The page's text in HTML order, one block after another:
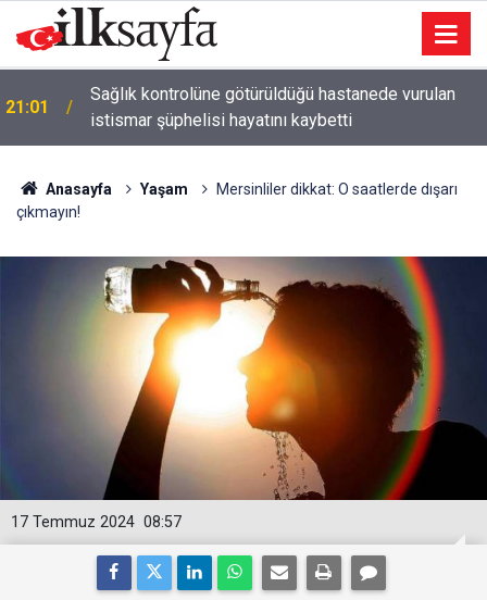
21:01
Sağlık kontrolüne götürüldüğü hastanede vurulan
istismar şüphelisi hayatını kaybetti
Anasayfa Yaşam
Mersinliler dikkat: O saatlerde dışarı
çıkmayın!
08:57
17 Temmuz 2024